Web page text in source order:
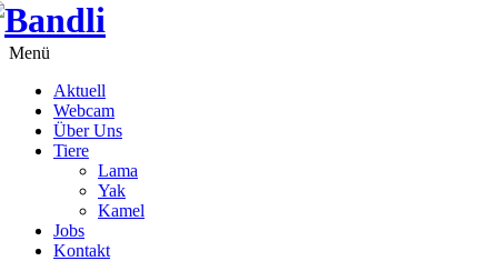
Springe
zum
Inhalt
Menü
Aktuell
Webcam
Über Uns
Tiere
Lama
Yak
Kamel
Jobs
Kontakt